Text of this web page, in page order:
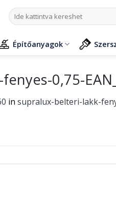
Keresés
a
Építőanyagok
0,75-
in supralux-belteri-lakk-